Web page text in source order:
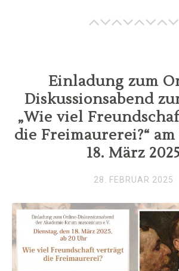
Einladung zum
Diskussionsabend
„Wie viel
die Freimaurerei?“
18. März 2025
28. FEBRUAR 2025